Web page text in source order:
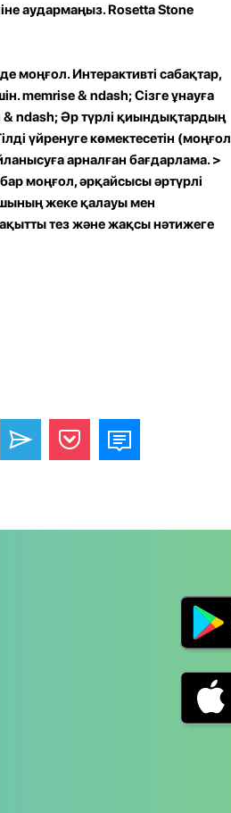
аудармаңыз. Rosetta Stone
моңғол. Интерактивті сабақтар,
memrise& ndash; Сізге ұнауға
& ndash; Әр түрлі қиындықтардың
үйренуге көмектесетін (моңғол
арналған бағдарлама. >
моңғол, әрқайсысы әртүрлі
жеке қалауы мен
тез және жақсы нәтижеге